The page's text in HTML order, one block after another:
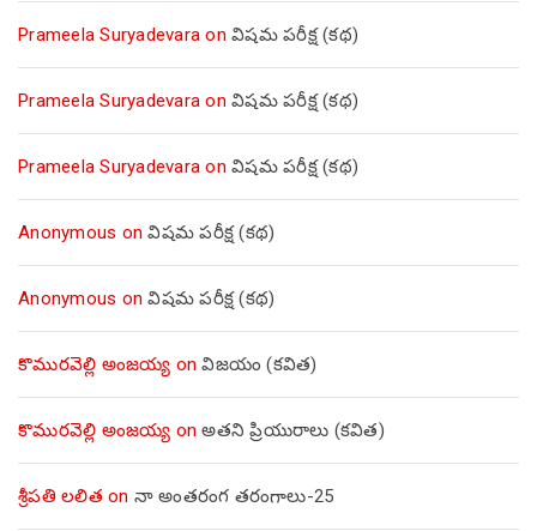
Prameela Suryadevara on విషమ పరీక్ష (క‌థ‌)
Prameela Suryadevara on విషమ పరీక్ష (క‌థ‌)
Prameela Suryadevara on విషమ పరీక్ష (క‌థ‌)
Anonymous onవిషమ పరీక్ష (క‌థ‌)
Anonymous onవిషమ పరీక్ష (క‌థ‌)
కొమురవెల్లి అంజయ్య onవిజయం (కవిత)
కొమురవెల్లి అంజయ్య onఅతని ప్రియురాలు (కవిత)
శ్రీపతి లలిత on నా అంతరంగ తరంగాలు-25